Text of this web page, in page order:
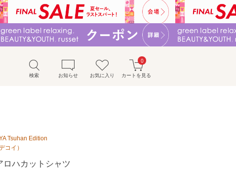
検索 お知らせ お気に入り カートを見る
0
Tsuhan Edition
イ）
ロハカットシャツ